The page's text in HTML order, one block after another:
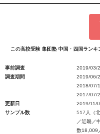
この高校受験 集団塾 中国・四国ランキ
事前調査
2019/03/
調査期間
2019/06/
2018/07/
2017/07/
更新日
2019/11/
サンプル数
517人（
／近畿／
数18,009